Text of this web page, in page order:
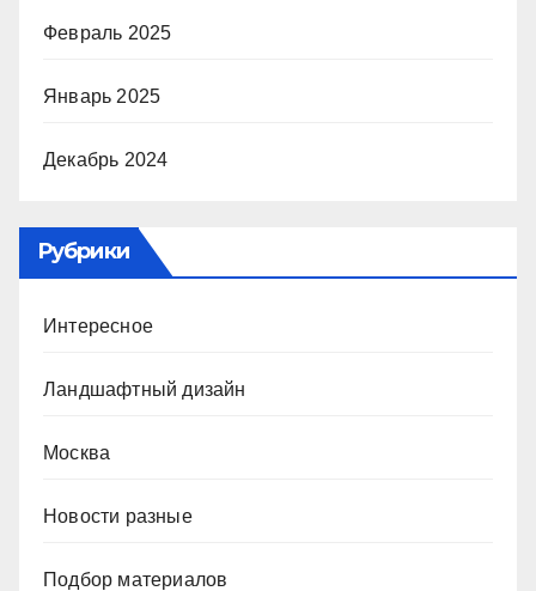
Февраль 2025
Январь 2025
Декабрь 2024
Рубрики
Интересное
Ландшафтный дизайн
Москва
Новости разные
Подбор материалов